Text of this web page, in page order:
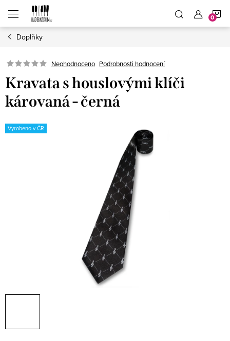
obsah
Doplňky
Neohodnoceno Podrobnosti hodnocení
Kravata s houslovými klíči
károvaná - černá
Vyrobeno v ČR